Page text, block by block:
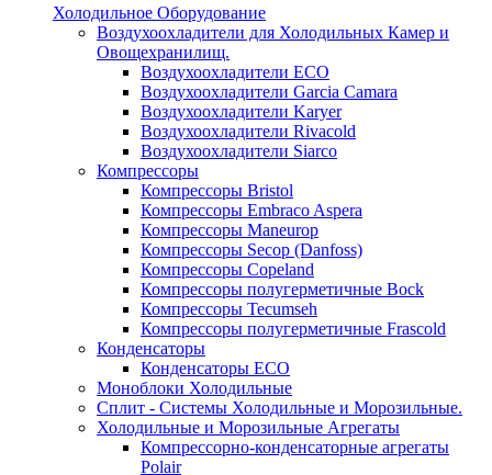
Холодильное Оборудование
Воздухоохладители для Холодильных Камер и
Овощехранилищ.
Воздухоохладители ECO
Воздухоохладители Garcia Camara
Воздухоохладители Karyer
Воздухоохладители Rivacold
Воздухоохладители Siarco
Компрессоры
Компрессоры Bristol
Компрессоры Embraco Aspera
Компрессоры Maneurop
Компрессоры Secop (Danfoss)
Компрессоры Copeland
Компрессоры полугерметичные Bock
Компрессоры Tecumseh
Компрессоры полугерметичные Frascold
Конденсаторы
Конденсаторы ECO
Моноблоки Холодильные
Сплит - Системы Холодильные и Морозильные.
Холодильные и Морозильные Агрегаты
Компрессорно-конденсаторные агрегаты
Polair